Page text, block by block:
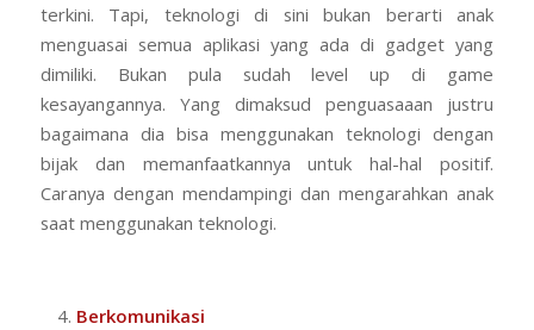
terkini. Tapi, teknologi di sini bukan berarti anak
menguasai semua aplikasi yang ada di gadget yang
dimiliki. Bukan pula sudah level up di game
kesayangannya. Yang dimaksud penguasaaan justru
bagaimana dia bisa menggunakan teknologi dengan
bijak dan memanfaatkannya untuk hal-hal positif.
Caranya dengan mendampingi dan mengarahkan anak
saat menggunakan teknologi.
Berkomunikasi